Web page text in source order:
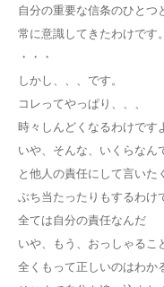
自分の重要な信条のひとつ
常に意識してきたわけです。
・・・
しかし、、、です。
コレってやっぱり、、、
時々しんどくなるわけです
いや、そんな、いくらな
と他人の責任にして言いた
ぶち当たったりもするわけ
全ては自分の責任なんだ
いや、もう、おっしゃるこ
全くもって正しいのはわか